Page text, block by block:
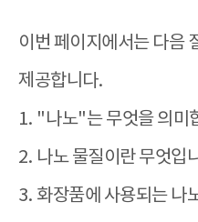
이번 페이지에서는 다음
제공합니다.
1. "나노"는 무엇을 의미
2. 나노 물질이란 무엇입
3. 화장품에 사용되는 나